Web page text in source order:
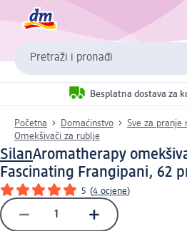
Pretraži i pronađi
Besplatna dostava za
Početna Domaćinstvo
Sve za pranje
Omekšivači za rublje
SilanAromatherapy
Fascinating Frangipani, 62
5 (4 ocjene)